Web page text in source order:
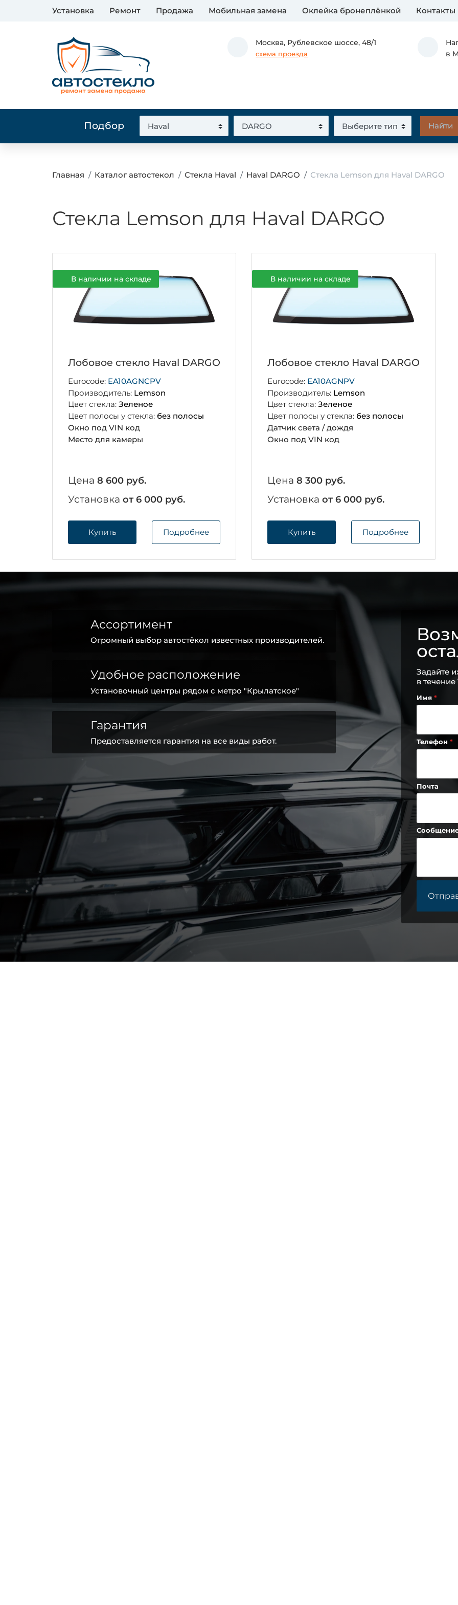
Установка Ремонт Продажа Мобильная замена Оклейка бронеплёнкой Контакты
Москва, Рублевское шоссе, 48/1
схема проезда
в
Подбор
Главная Каталог автостекол Стекла Haval Haval DARGO Стекла Lemson для Haval DARGO
Стекла Lemson для Haval DARGO
В наличии на складе
Лобовое стекло Haval DARGO
Eurocode: EA10AGNCPV
Производитель: Lemson
Цвет стекла: Зеленое
Цвет полосы у стекла: без полосы
Окно под VIN код
Место для камеры
Цена 8 600 руб.
Установка от 6 000 руб.
Купить Подробнее
В наличии на складе
Лобовое стекло Haval DARGO
Eurocode: EA10AGNPV
Производитель: Lemson
Цвет стекла: Зеленое
Цвет полосы у стекла: без полосы
Датчик света / дождя
Окно под VIN код
Цена 8 300 руб.
Установка от 6 000 руб.
Купить Подробнее
Ассортимент
Огромный выбор автостёкол известных производителей.
Удобное расположение
Установочный центры рядом с метро "Крылатское"
Гарантия
Предоставляется гарантия на все виды работ.
Задайте
в
Имя
Телефон
Почта